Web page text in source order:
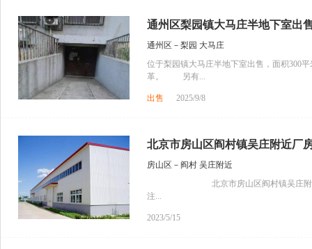
通州区梨园镇大马庄半地下室出
通州区－梨园 大马庄
位于梨园镇大马庄半地下室出售，面积300
革。 另有...
出售 2025/9/8
北京市房山区阎村镇吴庄附近厂
房山区－阎村 吴庄附近
北京市房山区阎村镇吴庄附近厂房
注...
2023/5/15